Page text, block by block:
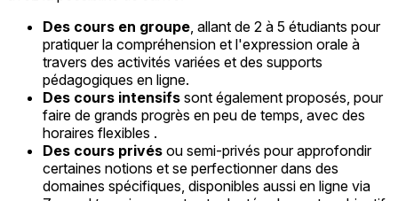
Des cours en groupe , allant de 2 à 5 étudiants pour
pratiquer la compréhension et l'expression orale à
travers des activités variées et des supports
pédagogiques en ligne.
Des cours intensifs sont également proposés, pour
faire de grands progrès en peu de temps, avec des
horaires flexibles .
Des cours privés ou semi-privés pour approfondir
certaines notions et se perfectionner dans des
domaines spécifiques, disponibles aussi en ligne via